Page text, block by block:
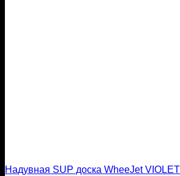
Надувная SUP доска WheeJet